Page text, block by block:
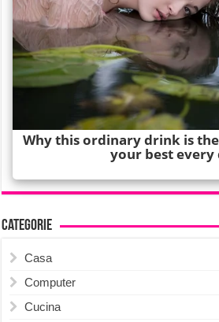
Categorie
Casa
Computer
Cucina